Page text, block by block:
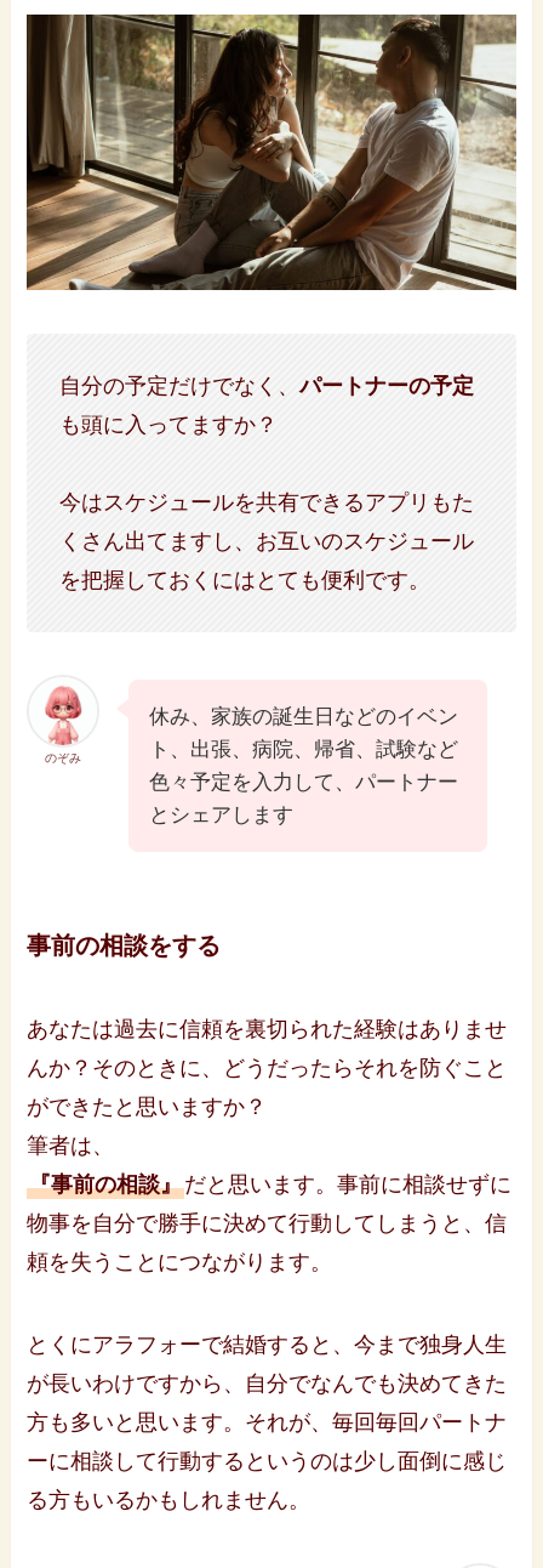
自分の予定だけでなく、パートナーの予定
も頭に入ってますか？
今はスケジュールを共有できるアプリもた
くさん出てますし、お互いのスケジュール
を把握しておくにはとても便利です。
のぞみ
休み、家族の誕生日などのイベン
ト、出張、病院、帰省、試験など
色々予定を入力して、パートナー
とシェアします
事前の相談をする
あなたは過去に信頼を裏切られた経験はありませ
んか？そのときに、どうだったらそれを防ぐこと
ができたと思いますか？
筆者は、
『事前の相談』だと思います。事前に相談せずに
物事を自分で勝手に決めて行動してしまうと、信
頼を失うことにつながります。
とくにアラフォーで結婚すると、今まで独身人生
が長いわけですから、自分でなんでも決めてきた
方も多いと思います。それが、毎回毎回パートナ
ーに相談して行動するというのは少し面倒に感じ
る方もいるかもしれません。